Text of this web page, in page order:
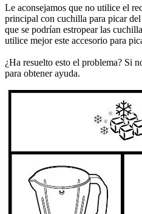
Le aconsejamos que no utilice el
principal con cuchilla para picar
que se podrían estropear las
utilice mejor este accesorio para
¿Ha resuelto esto el problema? Si
para obtener ayuda.